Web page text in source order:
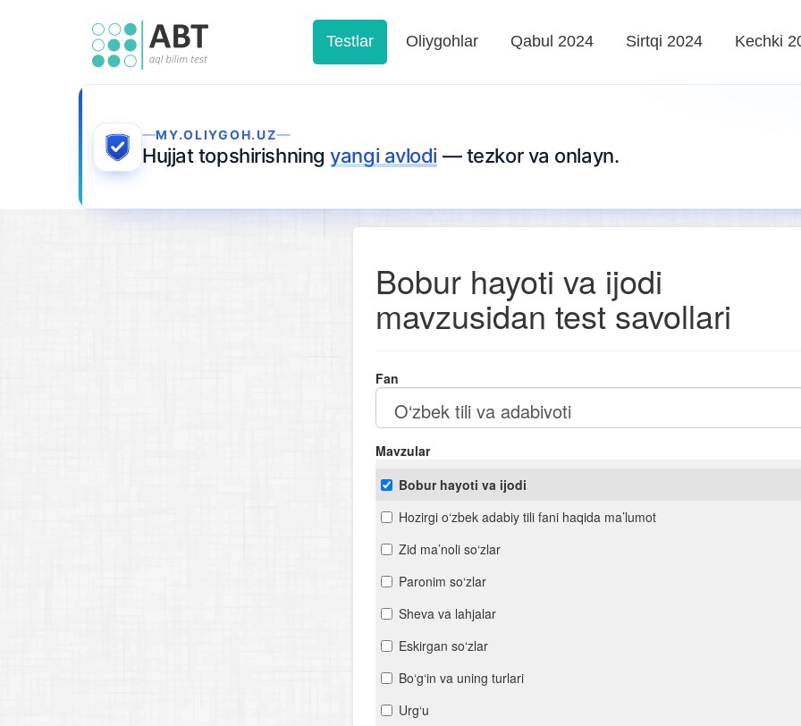
Testlar Oliygohlar Qabul 2024 Sirtqi 2024 Kechki
MY.OLIYGOH.UZ
Hujjat topshirishningyangi avlodi — tezkor va onlayn.
Bobur hayoti va ijodi
mavzusidan test savollari
Fan
Mavzular
Bobur hayoti va ijodi
Hozirgi o‘zbek adabiy tili fani haqida ma’lumot
Zid ma’noli so‘zlar
Paronim so‘zlar
Sheva va lahjalar
Eskirgan so‘zlar
Bo‘g‘in va uning turlari
Urg‘u